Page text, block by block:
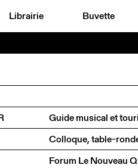
Librairie Buvette
Guide musical et
Colloque, table-
Forum Le Nouveau